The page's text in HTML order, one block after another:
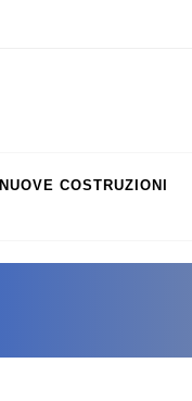
NUOVE COSTRUZIONI